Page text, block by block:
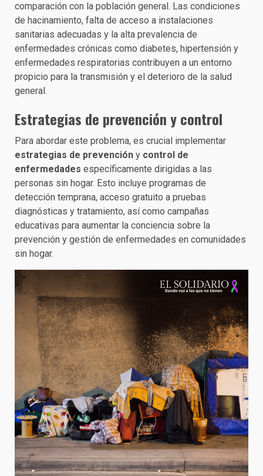
comparación con la población general. Las condiciones
de hacinamiento, falta de acceso a instalaciones
sanitarias adecuadas y la alta prevalencia de
enfermedades crónicas como diabetes, hipertensión y
enfermedades respiratorias contribuyen a un entorno
propicio para la transmisión y el deterioro de la salud
general.
Estrategias de prevención y control
Para abordar este problema, es crucial implementar
estrategias de prevención y control de
enfermedades específicamente dirigidas a las
personas sin hogar. Esto incluye programas de
detección temprana, acceso gratuito a pruebas
diagnósticas y tratamiento, así como campañas
educativas para aumentar la conciencia sobre la
prevención y gestión de enfermedades en comunidades
sin hogar.